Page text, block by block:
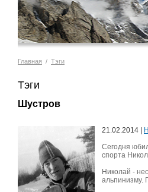
Главная / Тэги
Тэги
Шустров
21.02.2014 |
Сегодня
спорта
Николай -
альпинизму.